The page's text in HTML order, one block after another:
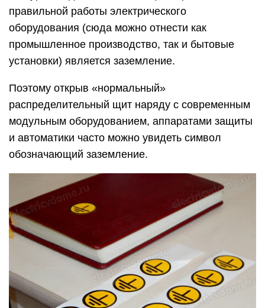
правильной работы электрического
оборудования (сюда можно отнести как
промышленное производство, так и бытовые
установки) является заземление.
Поэтому открыв «нормальный»
распределительный щит наряду с современным
модульным оборудованием, аппаратами защиты
и автоматики часто можно увидеть символ
обозначающий заземление.